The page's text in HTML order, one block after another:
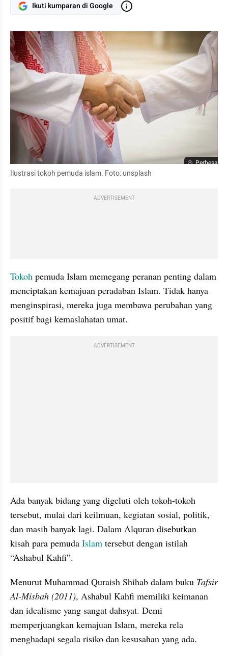
Ikuti kumparan di Google
Perbesar
Ilustrasi tokoh pemuda islam. Foto: unsplash
ADVERTISEMENT
Tokoh pemuda Islam memegang peranan penting dalam
menciptakan kemajuan peradaban Islam. Tidak hanya
menginspirasi, mereka juga membawa perubahan yang
positif bagi kemaslahatan umat.
ADVERTISEMENT
Ada banyak bidang yang digeluti oleh tokoh-tokoh
tersebut, mulai dari keilmuan, kegiatan sosial, politik,
dan masih banyak lagi. Dalam Alquran disebutkan
kisah para pemuda Islam tersebut dengan istilah
“Ashabul Kahfi”.
Menurut Muhammad Quraish Shihab dalam buku Tafsir
Al-Misbah (2011), Ashabul Kahfi memiliki keimanan
dan idealisme yang sangat dahsyat. Demi
memperjuangkan kemajuan Islam, mereka rela
menghadapi segala risiko dan kesusahan yang ada.